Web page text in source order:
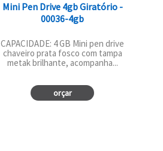
Mini Pen Drive 4gb Giratório -
00036-4gb
CAPACIDADE: 4 GB Mini pen drive
chaveiro prata fosco com tampa
metak brilhante, acompanha...
orçar